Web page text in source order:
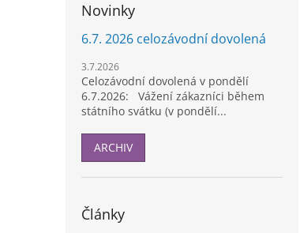
Novinky
6.7. 2026 celozávodní dovolená
3.7.2026
Celozávodní dovolená v pondělí
6.7.2026: Vážení zákazníci během
státního svátku (v pondělí...
ARCHIV
Články